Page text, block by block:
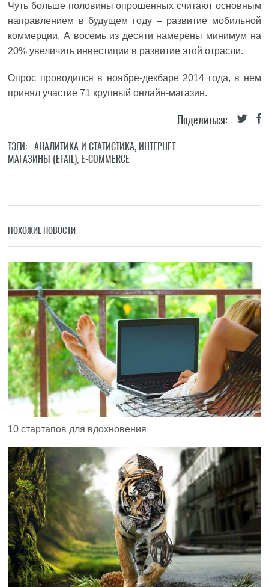
Чуть больше половины опрошенных считают основным
направлением в будущем году – развитие мобильной
коммерции. А восемь из десяти намерены минимум на
20% увеличить инвестиции в развитие этой отрасли.
Опрос проводился в ноябре-декбаре 2014 года, в нем
принял участие 71 крупный онлайн-магазин.
Поделиться:
ТЭГИ: АНАЛИТИКА И СТАТИСТИКА, ИНТЕРНЕТ-
МАГАЗИНЫ (ETAIL), E-COMMERCE
ПОХОЖИЕ НОВОСТИ
10 стартапов для вдохновения